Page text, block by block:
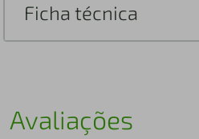
Ficha técnica
Avaliações